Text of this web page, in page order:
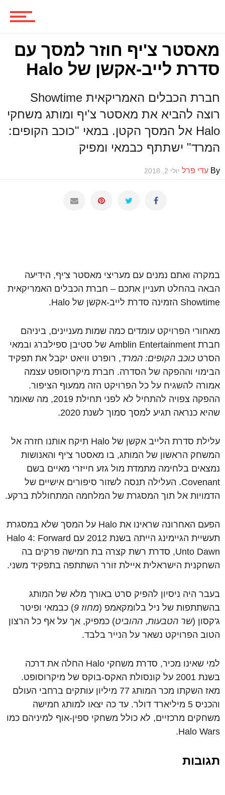
משחקים
ספרים וקומיקס
מאסטר צ'יף חוזר למסך עם
סדרת לייב-אקשן של Halo
חברת הכבלים האמריקאית Showtime
רוצה להביא את מאסטר צ'יף ומותג משחקי
Halo אל המסך הקטן. במאי "כוכב הקופים:
המרד" ישתתף כבמאי ומפיק
By עדי פרל יולי 2, 2018
במקרה ואתם נמנים עם מעריצי מאסטר צ'יף, הידיעה
הבאה בהחלט תעניין אתכם – חברת הכבלים האמריקאית
Showtime הזמינה סדרת לייב-אקשן של Halo.
מאחורי הפרויקט עומדים כמה שמות מעניינים, ביניהם
חברת Amblin Entertainment של סטיבן ספילברג ובמאי
הסרט כוכב הקופים: המרד, רופרט וויאט יקבל את תפקיד
הבימוי וההפקה של הסדרה. חברת מיקרוסופט עצמה
אמורה להשגיח על כל הפרויקט הזה ממעוף הציפור.
ההפקה צפויה להתחיל לא לפני תחילת 2019, מה שאומר
שהיא כנראה תגיע למסך סמוך לשנת 2020.
עלילת סדרת הלייב אקשן של Halo תיקח אותנו חזרה אל
המשחק הראשון של המותג, בו מאסטר צ'יף והאנושות
נמצאים בלחימה מתמדת מול גזע חייזרי מאיים בשם
Covenant. העלילה תנסה לשזור סיפורים אישיים של
הדמויות אל תוך המסגרת של המלחמה המתחוללת ברקע.
הפעם האחרונה שראינו את Halo על המסך שלא במסגרת
תעשיית הגיימינג הייתה בשנת 2012 עם Halo 4: Forward
Unto Dawn, סדרת רשת קצרה בת חמישה פרקים בה
השחקנית הישראלית איילת זורר השתתפה בתפקיד משני.
בעבר היה ניסיון להפיק סרט באורך מלא של המותג
בהשתתפות של ניל בלומקאמפ (מחוז 9
) כבמאי ופיטר
ג'קסון (שר הטבעות, ההוביט) כמפיק, אך על אף כל הרצון
הטוב הפרויקט נשאר על הנייר בלבד.
למי שאינו מכיר, סדרת משחקי Halo החלה את דרכה
בשנת 2001 על קונסולת האקס-בוקס של מיקרוסופט.
מאז השקתו מכר המותג 77 מיליון עותקים ברחבי העולם
והכניס 5 מיליארד דולר. עד כה יצאו למותג חמישה
משחקים מרכזיים, לא כולל משחקי ספין-אוף למיניהם כמו
Halo Wars.
תגובות